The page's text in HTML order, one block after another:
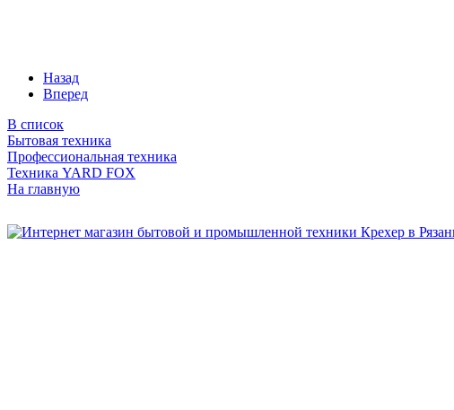
Назад
Вперед
В список
Бытовая техника
Профессиональная техника
Техника YARD FOX
На главную